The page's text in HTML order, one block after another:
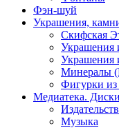
Фэн-шуй
Украшения,
Скифская
Украшения
Украшения
Минералы
Фигурки из
Медиатека. Диски
Музыка